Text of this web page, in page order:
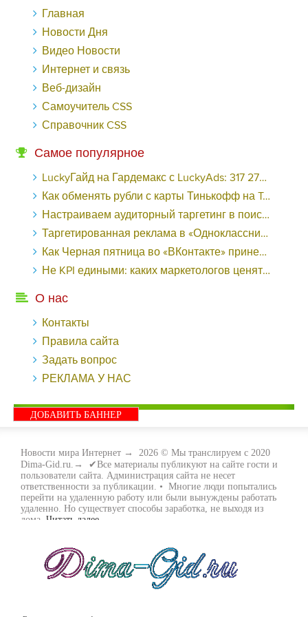
Главная
Новости Дня
Видео Новости
Интернет и связь
Веб-дизайн
Самоучитель CSS
Справочник CSS
Самое популярное
LuckyГайд на Гардемакс с LuckyAds: 317 279 рублей за 10 дней - «Надо знать»
Как обменять рубли с карты Тинькофф на Tether ERC20 (USDT)?
Настраиваем аудиторный таргетинг в поисковой кампании Google Ads - «Заработок»
Таргетированная реклама в «Одноклассниках»: как ее настроить и нужно ли - «Заработок»
Как Черная пятница во «ВКонтакте» принесла магазину подарков 221 продажу по цене 38 рублей - «Заработок»
Не KPI едиными: каких маркетологов ценят - «Заработок»
О нас
Контакты
Правила сайта
Задать вопрос
РЕКЛАМА У НАС
ДОБАВИТЬ БАННЕР
Новости мира Интернет → 2026 © Мы транслируем с 2020
Dima-Gid.ru.→ ✔Все материалы публикуют на сайте гости и
пользователи сайта. Администрация сайта не несет
ответственности за публикации. • Многие люди попытались
перейти на удаленную работу или были вынуждены работать
удаленно. Но существует способы заработка, не выходя из
дома. Читать далее...
много. Все зависит только от вас, чем вы хотите заняться и, что
вам придётся по душе. Наш сайт собирает для вас всю
полезную информацию и новые виды заработка которые
появляются на просторах интернета каждый день. Просто